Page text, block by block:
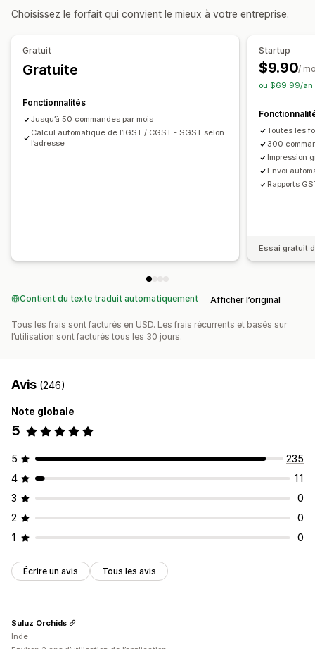
Couleur et police
Image de marque
Champs
Calcul des taxes
Devises multiples
Téléchargement groupé
Automatisation des e-mails
Génération de PDF
Impression et exportation
Rapports
Sécurité des données
Inscription
Inde (TPS)
Rapports et déclarations
Rapports de conformité
Déclarations multi-états
Déclarations SST Remboursements des taxes locales
Choisissez le forfait qui convient le mieux à votre entreprise.
Gratuit
Gratuite
Fonctionnalités
Jusqu’à 50 commandes par mois
Calcul automatique de l’IGST / CGST - SGST selon
l’adresse
Startup
$9.90/
ou $69.99/an
Toutes les
300
Impression
Envoi
Rapports
Essai gratuit
Contient du texte traduit automatiquement Afficher l’original
Tous les frais sont facturés en USD. Les frais récurrents et basés sur
l’utilisation sont facturés tous les 30 jours.
Avis (246)
Note globale
5
5
235
4
11
3
0
2
0
1
0
Écrire un avis Tous les avis
Suluz Orchids
Inde